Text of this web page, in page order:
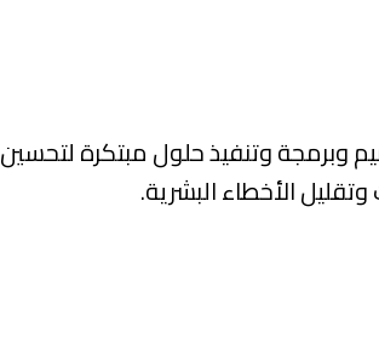
وبرمجة وتنفيذ حلول مبتكرة لتحسين
الأخطاء البشرية.